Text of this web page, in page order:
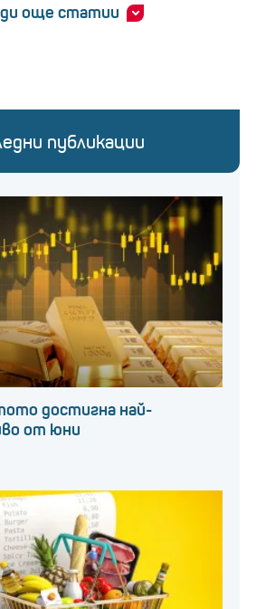
още статии
публикации
достигна най-
от юни